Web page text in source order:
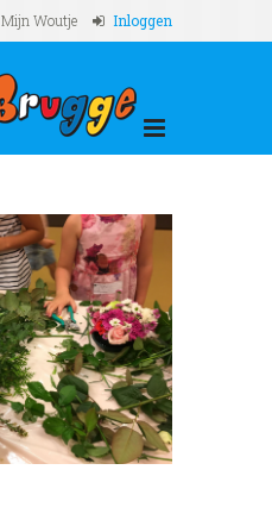
Mijn Woutje Inloggen